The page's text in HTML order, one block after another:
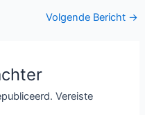
Volgende Bericht →
Vereiste